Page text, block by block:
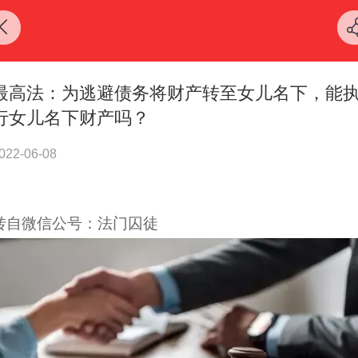
高法：为逃避债务将财产转至女儿名下，能
女儿名下财产吗？
06-08
自微信公号：法门囚徒